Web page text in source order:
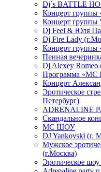
Dj`s BATTLE
Концерт группы
Концерт
Dj Feel & Юля
Dj Fire Lady
Концерт группы
Пенная
Dj Alexey Romeo
Программа
Концерт
Эротическое
Петербург)
ADRENALINE
Скандальное
МС ШОУ
DJ Yankovski (г.
Мужское
(г.Москва)
Эротическое